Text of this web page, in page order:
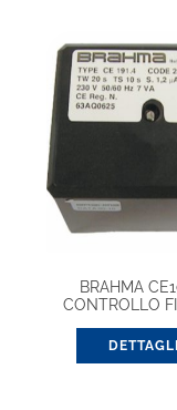
BRAHMA
CONTROLLO
DETTAGLI